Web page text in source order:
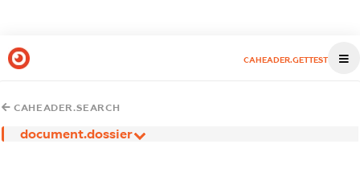
CAHEADER.GETTEST
CAHEADER.SEARCH
document.dossier